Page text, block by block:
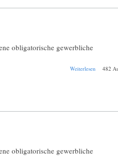
obligatorische gewerbliche
Weiterlesen über
482
obligatorische gewerbliche